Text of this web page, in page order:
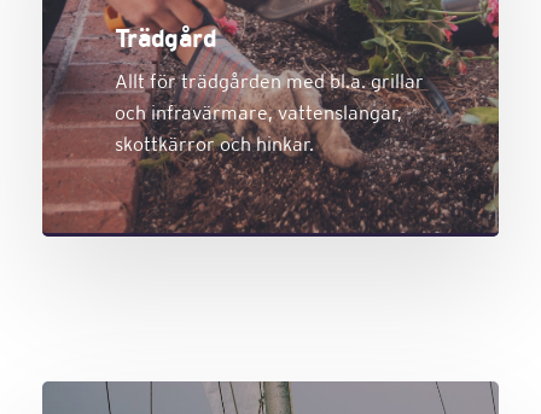
Trädgård
Allt för trädgården med bl.a. grillar
och infravärmare, vattenslangar,
skottkärror och hinkar.